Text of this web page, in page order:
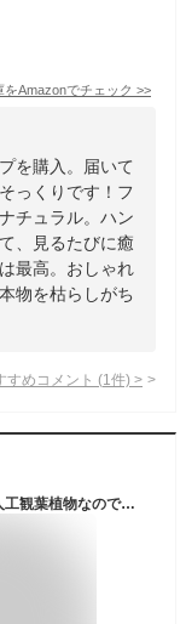
をAmazonでチェック >>
を購入。届いて
っくりです！フ
チュラル。ハン
、見るたびに癒
最高。おしゃれ
物を枯らしがち
すめコメント (1 件) >
ハンギンググリーンバスケット クレマチス 1個人工観葉植物なので水をあげる必要もなく、水やりで周りが濡れることもありません。送料無料 フェイクグリーン 観葉植物 フェイク 人工観葉植物 リアル 壁掛け 吊り下げ インテリア 吊り 吊るす 垂れ下がる